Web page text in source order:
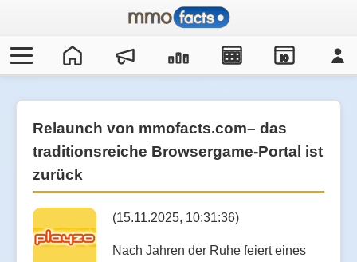
IO
Relaunch von mmofacts.com– das
traditionsreiche Browsergame-Portal ist
zurück
(15.11.2025, 10:31:36)
Nach Jahren der Ruhe feiert eines